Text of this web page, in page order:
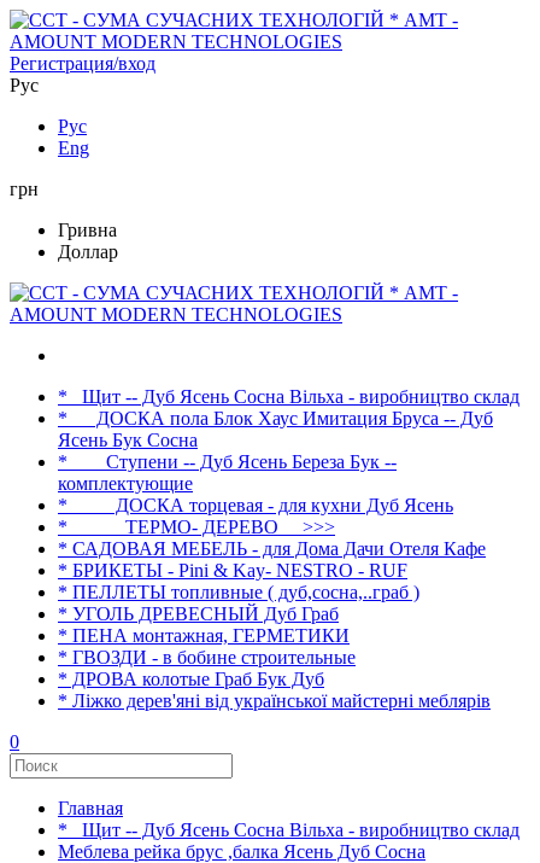
Регистрация/вход
Рус
Рус
Eng
грн
Гривна
Доллар
*_ Щит -- Дуб Ясень Сосна Вільха - виробництво склад
* __ ДОСКА пола Блок Хаус Имитация Бруса -- Дуб
Ясень Бук Сосна
* ___ Ступени -- Дуб Ясень Береза Бук --
комплектующие
* ____ ДОСКА торцевая - для кухни Дуб Ясень
* _____ ТЕРМО- ДЕРЕВО __>>>
* САДОВАЯ МЕБЕЛЬ - для Дома Дачи Отеля Кафе
* БРИКЕТЫ - Pini & Kay- NESTRO - RUF
* ПЕЛЛЕТЫ топливные ( дуб,сосна,..граб )
* УГОЛЬ ДРЕВЕСНЫЙ Дуб Граб
* ПЕНА монтажная, ГЕРМЕТИКИ
* ГВОЗДИ - в бобине строительные
* ДРОВА колотые Граб Бук Дуб
* Ліжко дерев'яні від української майстерні меблярів
0
Главная
*_ Щит -- Дуб Ясень Сосна Вільха - виробництво склад
Меблева рейка брус ,балка Ясень Дуб Сосна